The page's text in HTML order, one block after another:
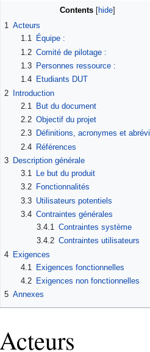
Contents
1 Acteurs
1.1
Équipe :
1.2 Comité de pilotage :
1.3
Personnes ressource :
1.4
Etudiants DUT
2
Introduction
2.1
But du document
2.2 Objectif du projet
2.3
Définitions, acronymes et
2.4 Références
3 Description générale
3.1
Le but du produit
3.2
Fonctionnalités
3.3 Utilisateurs potentiels
3.4 Contraintes générales
3.4.1 Contraintes système
3.4.2 Contraintes utilisateurs
4 Exigences
4.1
Exigences fonctionnelles
4.2
Exigences non fonctionnelles
5 Annexes
Acteurs